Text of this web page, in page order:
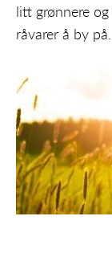
litt grønnere
råvarer å by